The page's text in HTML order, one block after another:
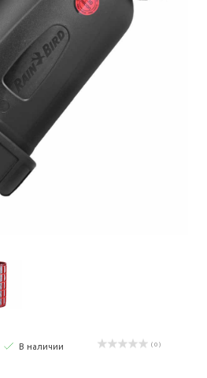
В наличии ( 0 )